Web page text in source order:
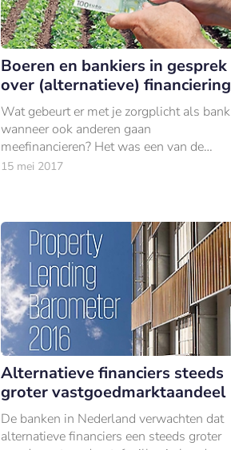
Boeren en bankiers in gesprek
over (alternatieve) financiering
Wat gebeurt er met je zorgplicht als bank
wanneer ook anderen gaan
meefinancieren? Het was een van de
prangende vragen tijdens een gesprek
15 mei 2017
Alternatieve financiers steeds
groter vastgoedmarktaandeel
De banken in Nederland verwachten dat
alternatieve financiers een steeds groter